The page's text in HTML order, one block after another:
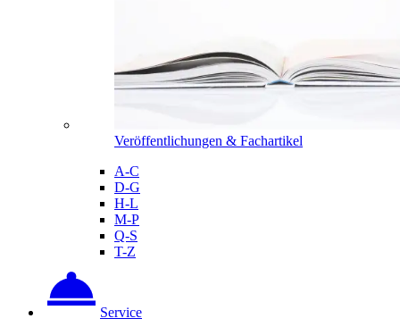
Veröffentlichungen & Fachartikel
A-C
D-G
H-L
M-P
Q-S
T-Z
Service